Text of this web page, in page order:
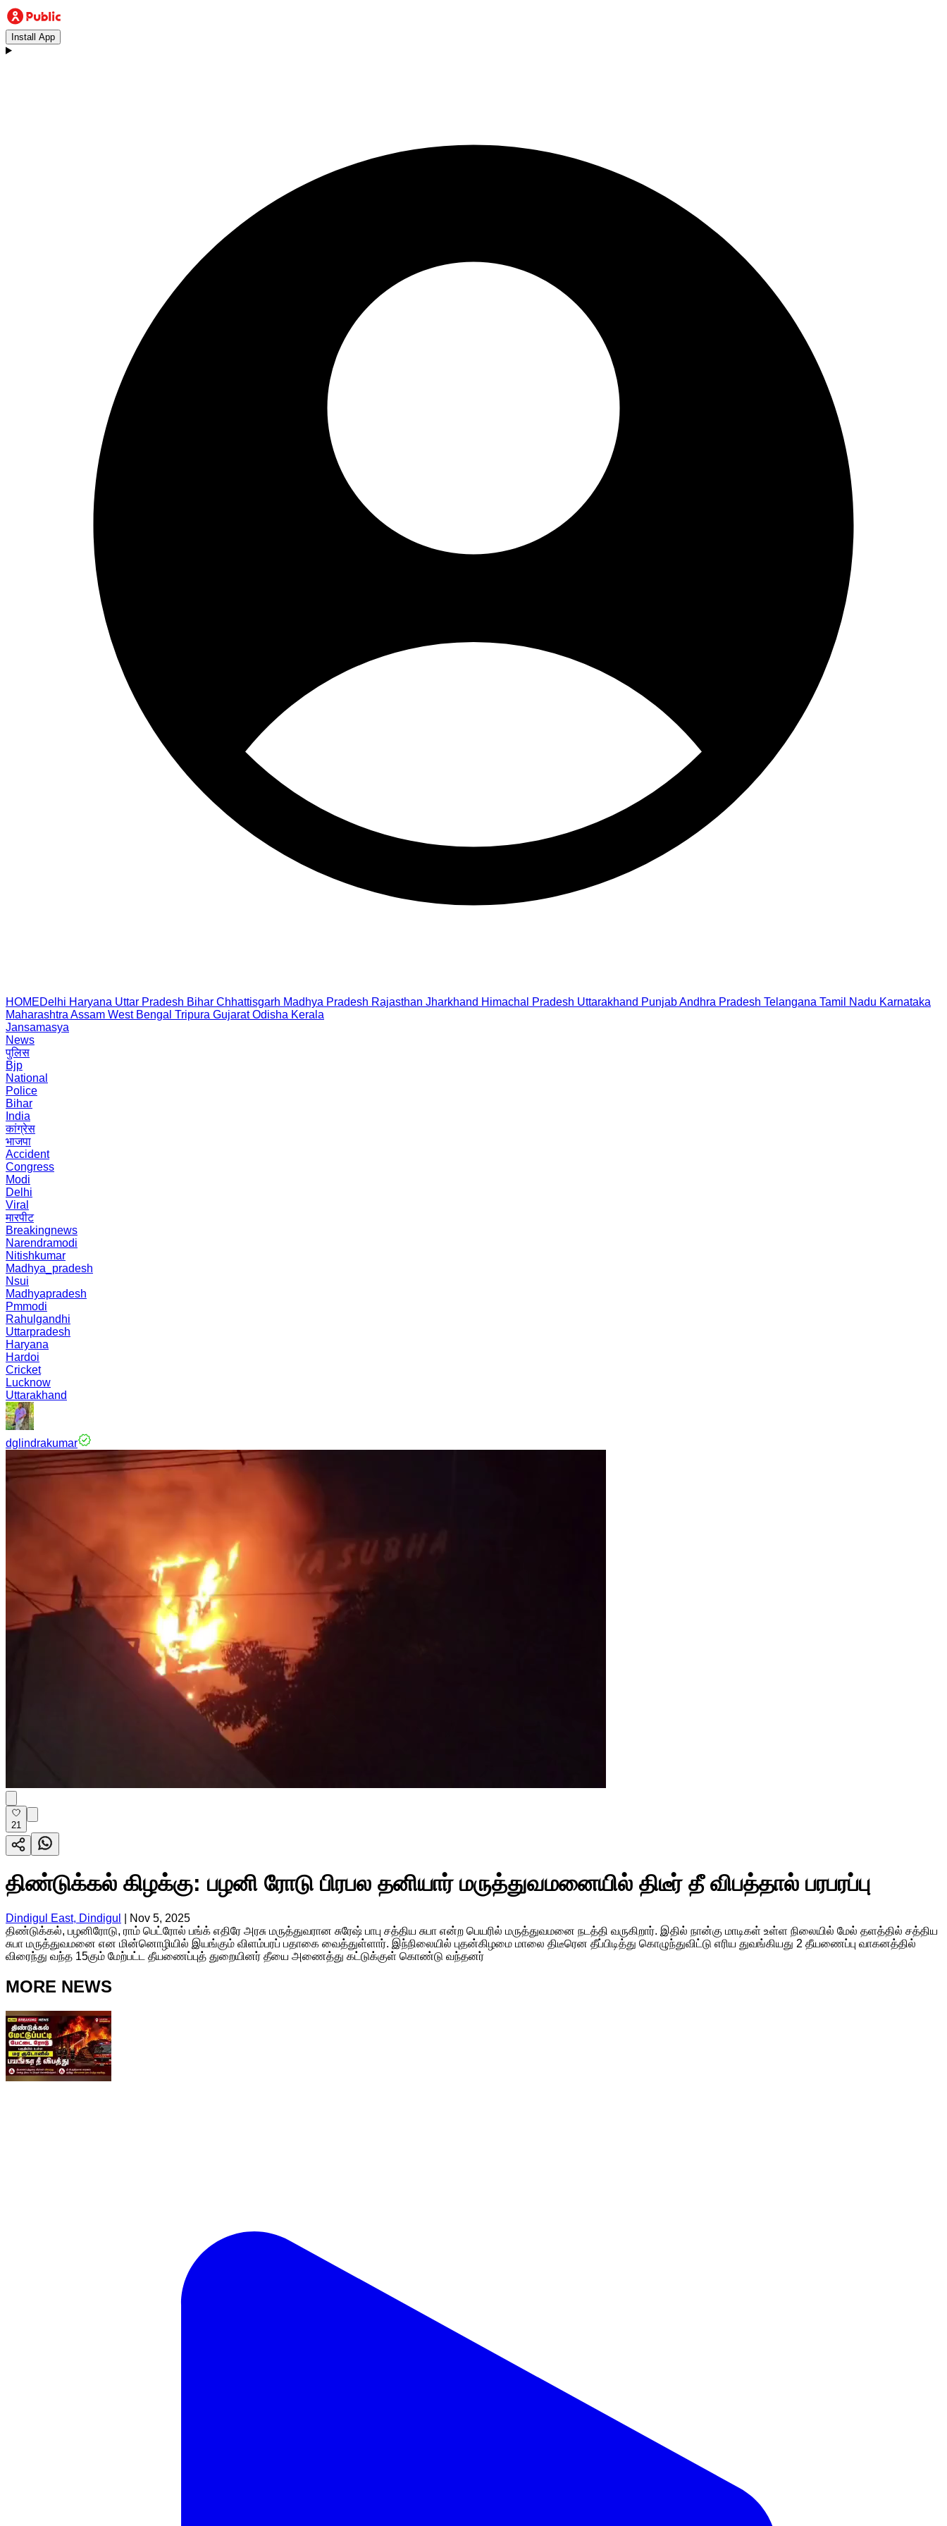
Install App
HOMEDelhi Haryana Uttar Pradesh Bihar Chhattisgarh Madhya Pradesh Rajasthan Jharkhand Himachal Pradesh Uttarakhand PunjabAndhra Pradesh Telangana Tamil Nadu Karnataka
Maharashtra Assam West Bengal Tripura Gujarat Odisha Kerala
Jansamasya
News
पुलिस
Bjp
National
Police
Bihar
India
कांग्रेस
भाजपा
Accident
Congress
Modi
Delhi
Viral
मारपीट
Breakingnews
Narendramodi
Nitishkumar
Madhya_pradesh
Nsui
Madhyapradesh
Pmmodi
Rahulgandhi
Uttarpradesh
Haryana
Hardoi
Cricket
Lucknow
Uttarakhand
dglindrakumar
21
திண்டுக்கல் கிழக்கு: பழனி ரோடு பிரபல தனியார் மருத்துவமனையில் திடீர் தீ விபத்தால் பரபரப்பு
Dindigul East, Dindigul
Nov 5, 2025
திண்டுக்கல், பழனிரோடு, ராம் பெட்ரோல் பங்க் எதிரே அரசு மருத்துவரான சுரேஷ் பாபு சத்திய சுபா என்ற பெயரில் மருத்துவமனை நடத்தி வருகிறார். இதில் நான்கு மாடிகள் உள்ள நிலையில் மேல் தளத்தில் சத்திய
சுபா மருத்துவமனை என மின்னொழியில் இயங்கும் விளம்பரப் பதாகை வைத்துள்ளார். இந்நிலையில் புதன்கிழமை மாலை திடீரென தீப்பிடித்து கொழுந்துவிட்டு எரிய துவங்கியது 2 தீயணைப்பு வாகனத்தில்
விரைந்து வந்த 15கும் மேற்பட்ட தீயணைப்புத் துறையினர் தீயை அணைத்து கட்டுக்குள் கொண்டு வந்தனர்
MORE NEWS